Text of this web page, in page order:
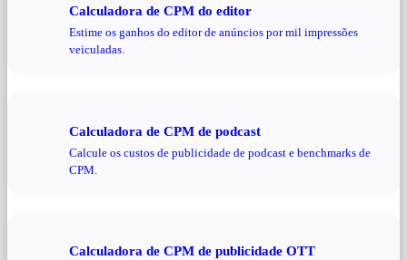
Calculadora de CPM do editor
Estime os ganhos do editor de anúncios por mil impressões
veiculadas.
Calculadora de CPM de podcast
Calcule os custos de publicidade de podcast e benchmarks de
CPM.
Calculadora de CPM de publicidade OTT